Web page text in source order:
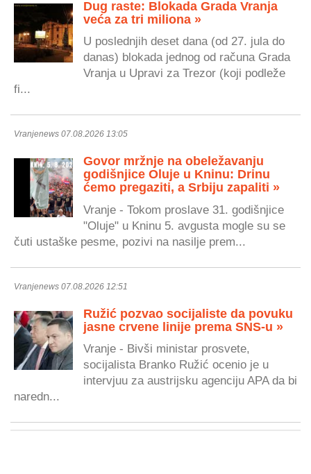
Dug raste: Blokada Grada Vranja
veća za tri miliona »
U poslednjih deset dana (od 27. jula do
danas) blokada jednog od računa Grada
Vranja u Upravi za Trezor (koji podleže
fi...
Vranjenews 07.08.2026 13:05
Govor mržnje na obeležavanju
godišnjice Oluje u Kninu: Drinu
ćemo pregaziti, a Srbiju zapaliti »
Vranje - Tokom proslave 31. godišnjice
"Oluje" u Kninu 5. avgusta mogle su se
čuti ustaške pesme, pozivi na nasilje prem...
Vranjenews 07.08.2026 12:51
Ružić pozvao socijaliste da povuku
jasne crvene linije prema SNS-u »
Vranje - Bivši ministar prosvete,
socijalista Branko Ružić ocenio je u
intervjuu za austrijsku agenciju APA da bi
naredn...